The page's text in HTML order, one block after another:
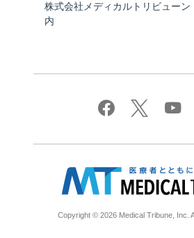
株式会社メディカルトリビュー
内
Copyright © 2026 Medical Tribune, Inc.